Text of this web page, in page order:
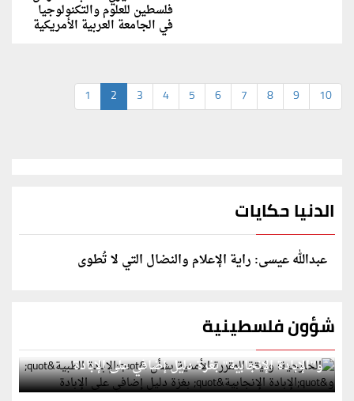
فلسطين للعلوم والتكنولوجيا
في الجامعة العربية الأمريكية
1 2 3 4 5 6 7 8 9 10
الدنيا حكايات
عبدالله عيسى: راية الإعلام والنضال التي لا تُطوى
شؤون فلسطينية
الخارجية: وثيقة المقررة الأممية بشأن "الإبادة الطبية"
و"الإبادة الإنجابية" بغزة دليل إضافي على الإبادة